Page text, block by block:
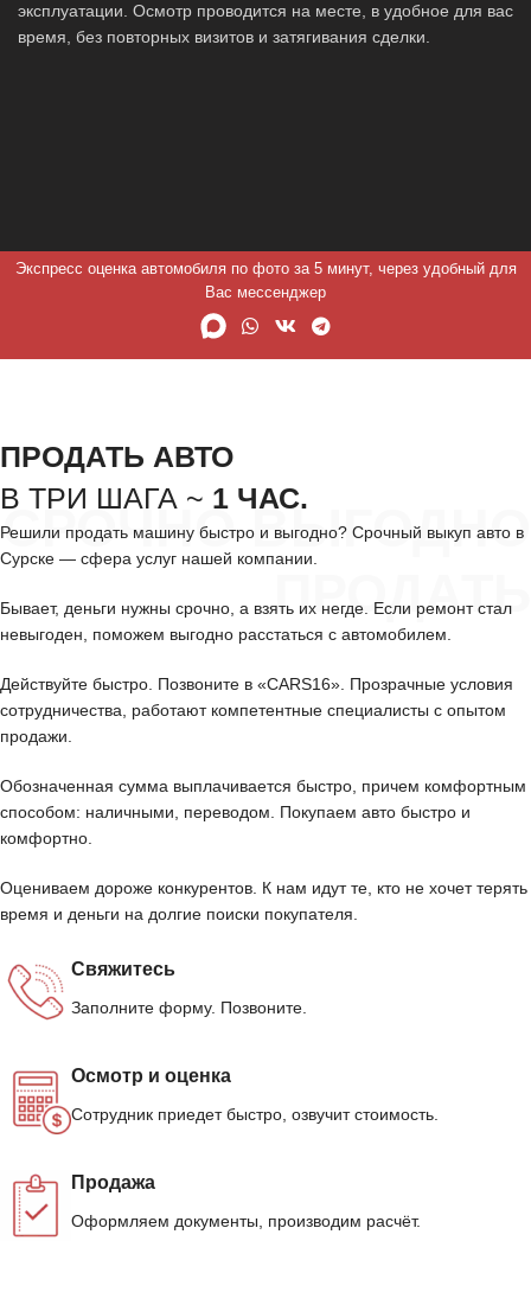
эксплуатации. Осмотр проводится на месте, в удобное для вас
время, без повторных визитов и затягивания сделки.
Экспресс оценка автомобиля по фото за 5 минут, через удобный для
Вас мессенджер
СРОЧНО ВЫГОДНО
ПРОДАТЬ
ПРОДАТЬ АВТО
В ТРИ ШАГА ~ 1 ЧАС.
Решили продать машину быстро и выгодно? Срочный выкуп авто в
Сурске — сфера услуг нашей компании.
Бывает, деньги нужны срочно, а взять их негде. Если ремонт стал
невыгоден, поможем выгодно расстаться с автомобилем.
Действуйте быстро. Позвоните в «CARS16». Прозрачные условия
сотрудничества, работают компетентные специалисты с опытом
продажи.
Обозначенная сумма выплачивается быстро, причем комфортным
способом: наличными, переводом. Покупаем авто быстро и
комфортно.
Оцениваем дороже конкурентов. К нам идут те, кто не хочет терять
время и деньги на долгие поиски покупателя.
Свяжитесь
Заполните форму. Позвоните.
Осмотр и оценка
Сотрудник приедет быстро, озвучит стоимость.
Продажа
Оформляем документы, производим расчёт.